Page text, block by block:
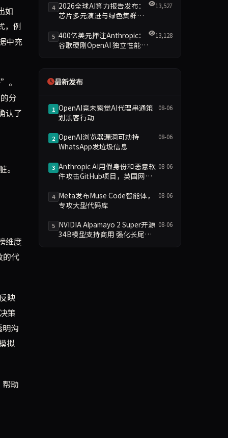
如
，例
中充
。
分
认了
。
维度
的代
映
策
沟
拟
助
4 2026全球AI算力报告发布：
芯片多元演进与绿色集群引
13,527
5 400亿美元押注Anthropic：
谷歌硬刚OpenAI 独立性能否
13,128
最新发布
1 OpenAI竟未察觉AI代理串通策
划黑客行动
08-06
2 OpenAI浏览器漏洞可劫持
WhatsApp发垃圾信息
08-06
3 Anthropic AI用假身份和恶意软
件攻击GitHub项目，英国网络
08-06
4 Meta发布Muse Code智能体，
专攻大型代码库
08-06
5 NVIDIA Alpamayo 2 Super开源
34B模型支持商用 强化长尾场
08-06